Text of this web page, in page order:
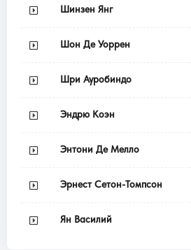
Шинзен Янг
Шон Де Уоррен
Шри Ауробиндо
Эндрю Коэн
Энтони Де Мелло
Эрнест Сетон-Томпсон
Ян Василий